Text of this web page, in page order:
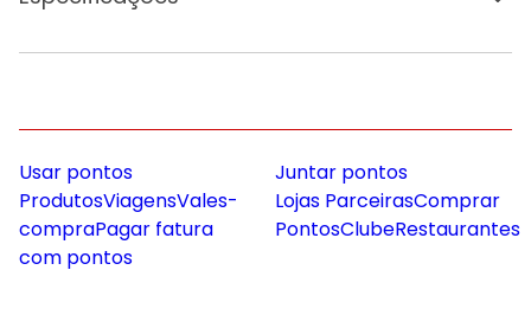
Usar pontos
ProdutosViagensVales-
compraPagar fatura
com pontos
Juntar pontos
Lojas ParceirasComprar
PontosClubeRestaurantes